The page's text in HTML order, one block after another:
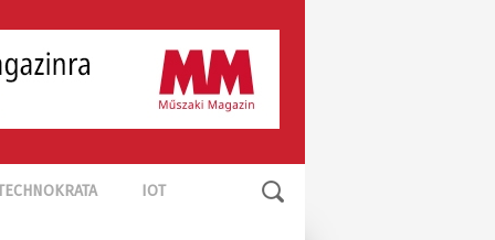
IOT